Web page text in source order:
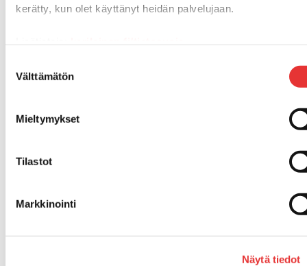
kerätty, kun olet käyttänyt heidän palvelujaan.
valinta
Välttämätön
Mieltymykset
Tilastot
Markkinointi
Näytä tiedot
Traxter mallisto
Traxter 2026